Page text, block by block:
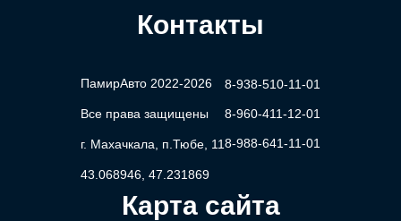
Контакты
ПамирАвто 2022-2026
Все права защищены
г. Махачкала, п.Тюбе, 11
43.068946, 47.231869
8-938-510-11-01
8-960-411-12-01
8-988-641-11-01
Карта сайта